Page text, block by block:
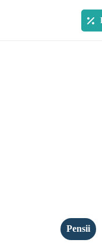
Pensii